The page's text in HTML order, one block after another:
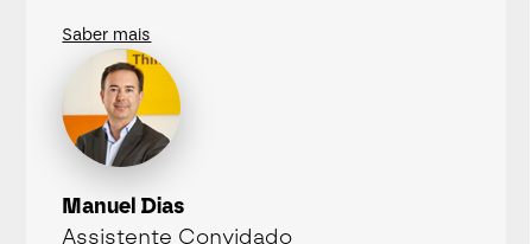
Saber mais
Manuel Dias
Assistente Convidado